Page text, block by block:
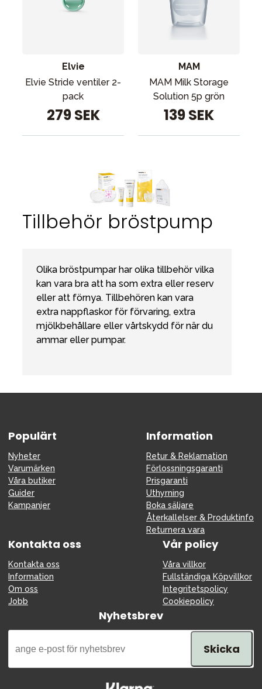
Elvie
Elvie Stride ventiler 2-
pack
279 SEK
MAM
MAM Milk Storage
Solution 5p grön
139 SEK
Tillbehör bröstpump
Olika bröstpumpar har olika tillbehör vilka
kan vara bra att ha som extra eller reserv
eller att förnya. Tillbehören kan vara
extra nappflaskor för förvaring, extra
mjölkbehållare eller vårtskydd för när du
ammar eller pumpar.
Populärt
Nyheter
Varumärken
Våra butiker
Guider
Kampanjer
Information
Retur & Reklamation
Förlossningsgaranti
Prisgaranti
Uthyrning
Boka säljare
Återkallelser & Produktinfo
Returnera vara
Kontakta oss
Kontakta oss
Information
Om oss
Jobb
Vår policy
Våra villkor
Fullständiga Köpvillkor
Integritetspolicy
Cookiepolicy
Nyhetsbrev
Skicka